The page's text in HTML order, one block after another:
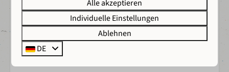
Entdecke die Grafschaft
Historische Städtchen, Burgen und Wanderwege ganz
Alle akzeptieren
Individuelle Einstellungen
Ablehnen
DE